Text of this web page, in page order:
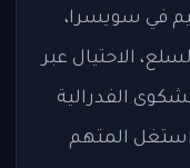
في سويسرا،
الاحتيال عبر
الفدرالية
المتهم